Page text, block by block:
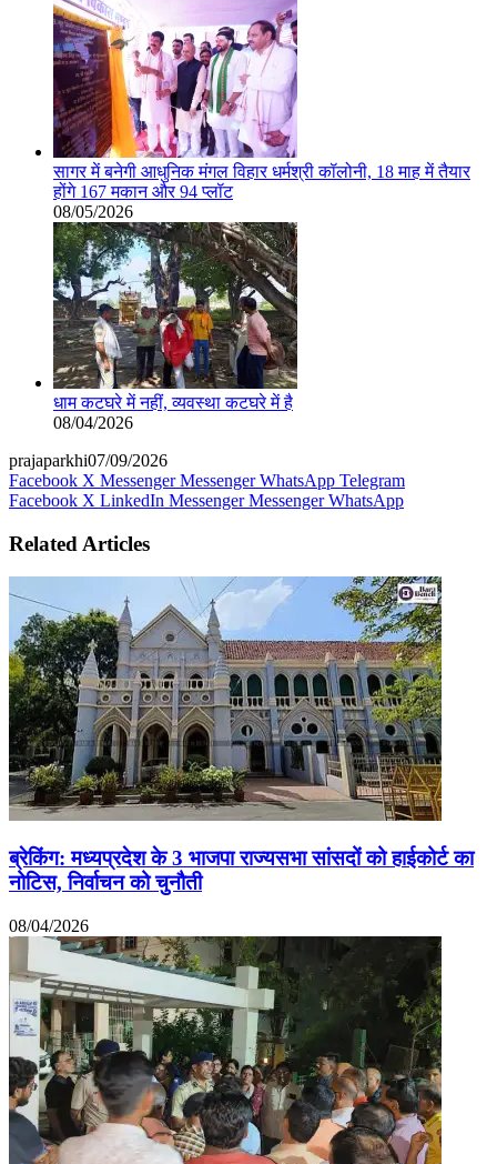
सागर में बनेगी आधुनिक मंगल विहार धर्मश्री कॉलोनी, 18 माह में तैयार
होंगे 167 मकान और 94 प्लॉट
08/05/2026
धाम कटघरे में नहीं, व्यवस्था कटघरे में है
08/04/2026
prajaparkhi07/09/2026
Facebook X Messenger Messenger WhatsApp Telegram
Facebook X LinkedIn Messenger Messenger WhatsApp
Related Articles
ब्रेकिंग: मध्यप्रदेश के 3 भाजपा राज्यसभा सांसदों को हाईकोर्ट का
नोटिस, निर्वाचन को चुनौती
08/04/2026